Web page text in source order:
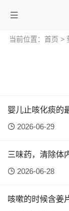
当前位置： 首页 >
婴儿止咳化痰的
2026-06-29
三味药，清除体
2026-06-28
咳嗽的时候含姜